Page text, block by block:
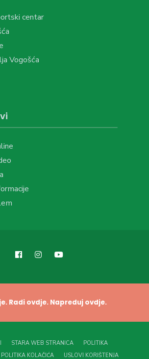
centar
Vogošća
Radi ovdje. Napreduj ovdje.
STARA WEB STRANICA
POLITIKA
POLITIKA KOLAČIĆA USLOVI KORIŠTENJA